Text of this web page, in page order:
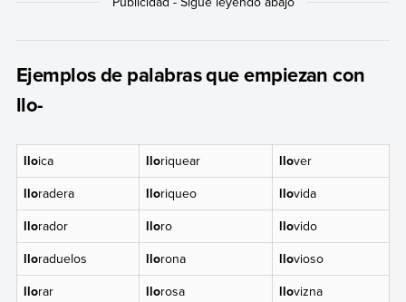
Ejemplos de palabras que empiezan con
llo-
lloica lloriquear llover
lloradera lloriqueo llovida
llorador lloro llovido
lloraduelos llorona llovioso
llorar llorosa llovizna